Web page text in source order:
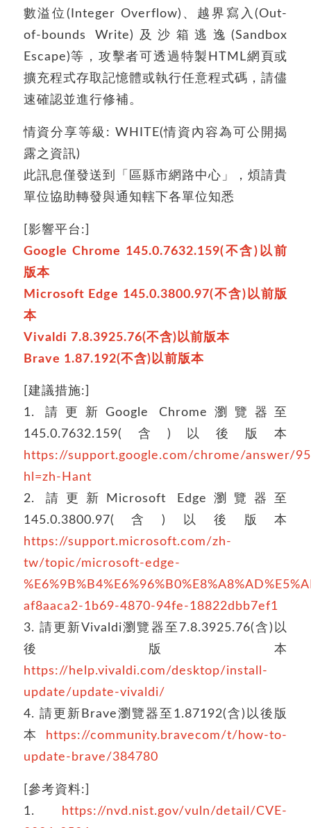
數溢位(Integer Overflow)、越界寫入(Out-
of-bounds Write)及沙箱逃逸(Sandbox
Escape)等，攻擊者可透過特製HTML網頁或
擴充程式存取記憶體或執行任意程式碼，請儘
速確認並進行修補。
情資分享等級: WHITE(情資內容為可公開揭
露之資訊)
此訊息僅發送到「區縣市網路中心」，煩請貴
單位協助轉發與通知轄下各單位知悉
[影響平台:]
Google Chrome 145.0.7632.159(不含)以前
版本
Microsoft Edge 145.0.3800.97(不含)以前版
本
Vivaldi 7.8.3925.76(不含)以前版本
Brave 1.87.192(不含)以前版本
[建議措施:]
1. 請更新Google Chrome瀏覽器至
145.0.7632.159(含)以後版本
https://support.google.com/chrome/answer/
hl=zh-Hant
2. 請更新Microsoft Edge瀏覽器至
145.0.3800.97(含)以後版本
https://support.microsoft.com/zh-
tw/topic/microsoft-edge-
af8aaca2-1b69-4870-94fe-18822dbb7ef1
3. 請更新Vivaldi瀏覽器至7.8.3925.76(含)以
後版本
https://help.vivaldi.com/desktop/install-
update/update-vivaldi/
4. 請更新Brave瀏覽器至1.87192(含)以後版
本
https://community.bravecom/t/how-to-
update-brave/384780
[參考資料:]
1.
https://nvd.nist.gov/vuln/detail/CVE-